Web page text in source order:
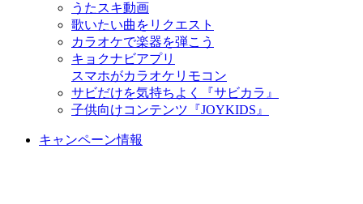
うたスキ動画
歌いたい曲をリクエスト
カラオケで楽器を弾こう
キョクナビアプリ
スマホがカラオケリモコン
サビだけを気持ちよく『サビカラ』
子供向けコンテンツ『JOYKIDS』
キャンペーン情報